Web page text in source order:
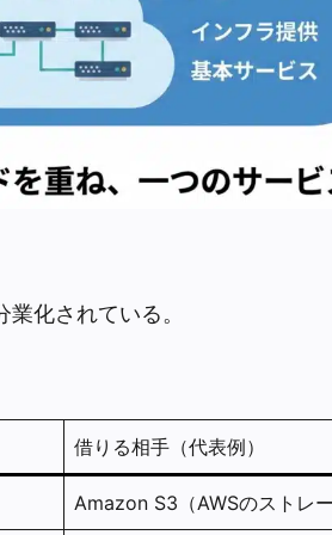
化されている。
借りる相手（代表例）
Amazon S3（AWSのストレ